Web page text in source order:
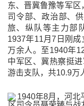
东、晋冀鲁豫等军
司令部、政治部、
旅、纵队等主力部
1937年11月7日刚
万余人。至1940年
中军区、冀热察挺
游击支队，共10.9万